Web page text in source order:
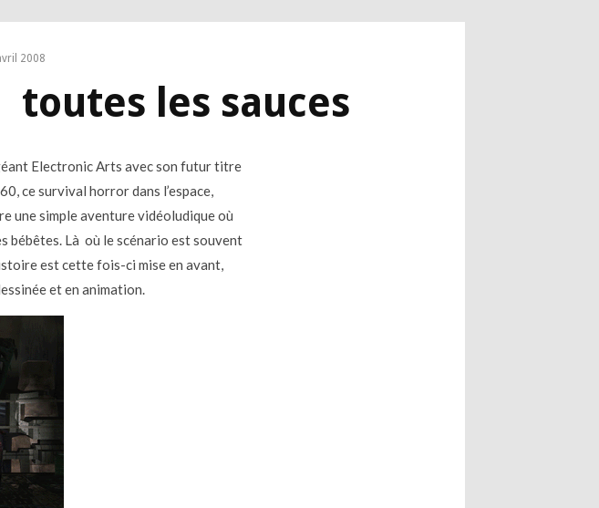
2008
toutes les sauces
Electronic Arts avec son futur titre
ce survival horror dans l’espace,
une simple aventure vidéoludique où
bébêtes. Là où le scénario est souvent
est cette fois-ci mise en avant,
et en animation.